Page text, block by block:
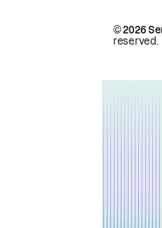
© 2026
reserved.